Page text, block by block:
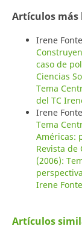
Artículos
Irene
caso de
Ciencias
Tema
del TC
Irene
Tema
Américas:
Revista de
(2006):
Irene
Artículos